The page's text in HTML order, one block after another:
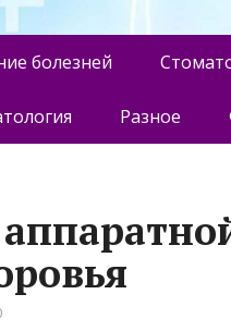
болезней
Разное